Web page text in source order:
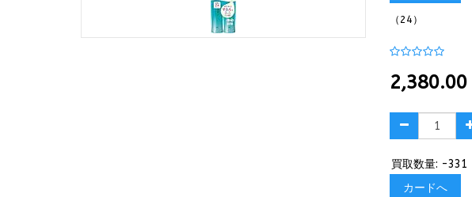
（24）
2,380.00
買取数量: -331
カードへ